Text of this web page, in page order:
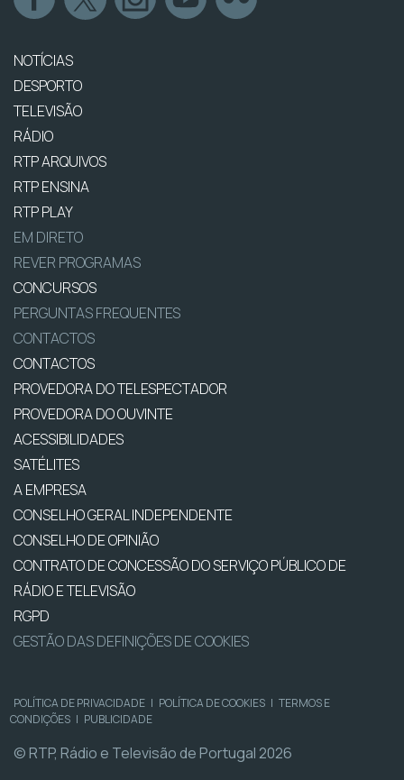
NOTÍCIAS
DESPORTO
TELEVISÃO
RÁDIO
RTP ARQUIVOS
RTP ENSINA
RTP PLAY
EM DIRETO
REVER PROGRAMAS
CONCURSOS
PERGUNTAS FREQUENTES
CONTACTOS
CONTACTOS
PROVEDORA DO TELESPECTADOR
PROVEDORA DO OUVINTE
ACESSIBILIDADES
SATÉLITES
A EMPRESA
CONSELHO GERAL INDEPENDENTE
CONSELHO DE OPINIÃO
CONTRATO DE CONCESSÃO DO SERVIÇO PÚBLICO DE
RÁDIO E TELEVISÃO
RGPD
GESTÃO DAS DEFINIÇÕES DE COOKIES
POLÍTICA DE PRIVACIDADE | POLÍTICA DE COOKIES | TERMOS E
CONDIÇÕES | PUBLICIDADE
© RTP, Rádio e Televisão de Portugal 2026